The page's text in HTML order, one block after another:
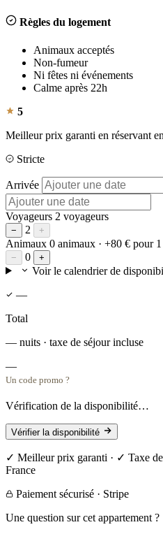
Règles du logement
Animaux acceptés
Non-fumeur
Ni fêtes ni événements
Calme après 22h
5
Meilleur prix garanti en réservant
Stricte
Arrivée
Voyageurs 2 voyageurs
− 2 +
Animaux 0 animaux · +80 € pour 1
− 0 +
Voir le calendrier de
—
Total
— nuits · taxe de séjour incluse
—
Un code promo ?
Vérification de la disponibilité…
Vérifier la disponibilité
✓ Meilleur prix garanti · ✓ Taxe
France
Paiement sécurisé · Stripe
Une question sur cet appartement ?